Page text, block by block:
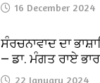
16 December 2024
ਸੰਰਚਨਾਵਾਦ ਦਾ
— ਡਾ. ਮੰਗਤ ਰਾਏ
22 January 2024